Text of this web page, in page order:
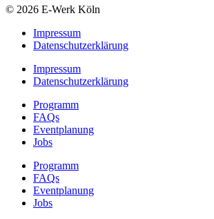
© 2026 E-Werk Köln
Impressum
Datenschutzerklärung
Impressum
Datenschutzerklärung
Programm
FAQs
Eventplanung
Jobs
Programm
FAQs
Eventplanung
Jobs